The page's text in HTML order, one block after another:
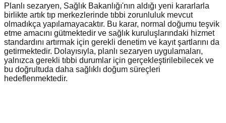
Planlı sezaryen, Sağlık Bakanlığı'nın aldığı yeni kararlarla
birlikte artık tıp merkezlerinde tıbbi zorunluluk mevcut
olmadıkça yapılamayacaktır. Bu karar, normal doğumu teşvik
etme amacını gütmektedir ve sağlık kuruluşlarındaki hizmet
standardını artırmak için gerekli denetim ve kayıt şartlarını da
getirmektedir. Dolayısıyla, planlı sezaryen uygulamaları,
yalnızca gerekli tıbbi durumlar için gerçekleştirilebilecek ve
bu doğrultuda daha sağlıklı doğum süreçleri
hedeflenmektedir.